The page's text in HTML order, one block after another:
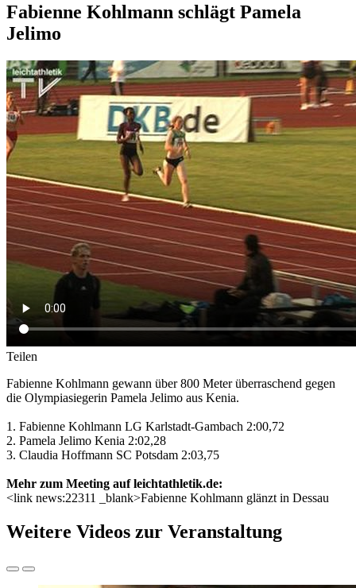
Fabienne Kohlmann schlägt Pamela
Jelimo
Teilen
Fabienne Kohlmann gewann über 800 Meter überraschend gegen
die Olympiasiegerin Pamela Jelimo aus Kenia.
1. Fabienne Kohlmann LG Karlstadt-Gambach 2:00,72
2. Pamela Jelimo Kenia 2:02,28
3. Claudia Hoffmann SC Potsdam 2:03,75
Mehr zum Meeting auf leichtathletik.de:
<link news:22311 _blank>Fabienne Kohlmann glänzt in Dessau
Weitere Videos zur Veranstaltung